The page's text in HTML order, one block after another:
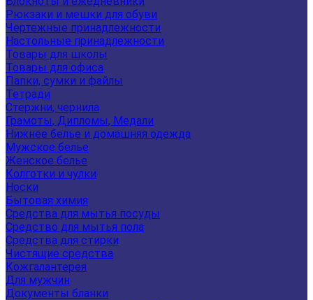
Рюкзаки и мешки для обуви
Чертежные принадлежности
Настольные принадлежности
Товары для школы
Товары для офиса
Папки, сумки и файлы
Тетради
Стержни, чернила
Грамоты, Дипломы, Медали
Нижнее белье и домашняя одежда
Мужское белье
Женское белье
Колготки и чулки
Носки
Бытовая химия
Средства для мытья посуды
Средство для мытья пола
Средства для стирки
Чистящие средства
Кожгалантерея
Для мужчин
Документы бланки